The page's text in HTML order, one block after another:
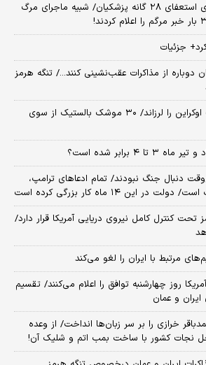
واکنش مهاجرانی به ادعای استعفای ۲۸ گانه پزشکیان/ شبیه ماجرای مرگ
جزئیات
دوباره از مذاکرات عقب‌نشینی کنند.../ تنگه هرمز
انفجارهای شدید پایتخت اوکراین را لرزاند/ ۳۰ موشک بالستیک از سوی
برابر شده است؟
دنبال جنگ نبودند/ تمام ادعاهای ترامپ،
۱۴ ماه کار بزرگی کرده است
تحت کنترل کامل نیروی دریایی آمریکا قرار دارد/
مرتبط با ایران را لغو می‌کند
روز چهارشنبه توافق را اعلام می‌کنند/ تقسیم
و عمان
خرازی را بر سر زبان‌ها انداخت/ از وعده